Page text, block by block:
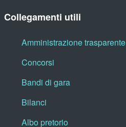
Collegamenti utili
Amministrazione trasparente
Concorsi
Bandi di gara
Bilanci
Albo pretorio